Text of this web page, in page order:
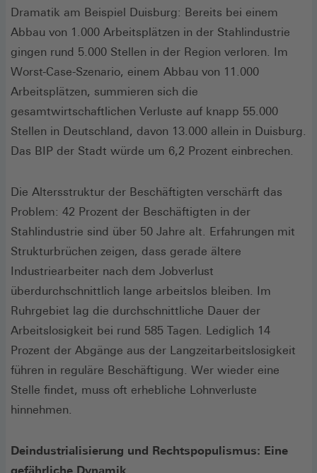
Dramatik am Beispiel Duisburg: Bereits bei einem
Abbau von 1.000 Arbeitsplätzen in der Stahlindustrie
gingen rund 5.000 Stellen in der Region verloren. Im
Worst-Case-Szenario, einem Abbau von 11.000
Arbeitsplätzen, summieren sich die
gesamtwirtschaftlichen Verluste auf knapp 55.000
Stellen in Deutschland, davon 13.000 allein in Duisburg.
Das BIP der Stadt würde um 6,2 Prozent einbrechen.
Die Altersstruktur der Beschäftigten verschärft das
Problem: 42 Prozent der Beschäftigten in der
Stahlindustrie sind über 50 Jahre alt. Erfahrungen mit
Strukturbrüchen zeigen, dass gerade ältere
Industriearbeiter nach dem Jobverlust
überdurchschnittlich lange arbeitslos bleiben. Im
Ruhrgebiet lag die durchschnittliche Dauer der
Arbeitslosigkeit bei rund 585 Tagen. Lediglich 14
Prozent der Abgänge aus der Langzeitarbeitslosigkeit
führen in reguläre Beschäftigung. Wer wieder eine
Stelle findet, muss oft erhebliche Lohnverluste
hinnehmen.
Deindustrialisierung und Rechtspopulismus: Eine
gefährliche Dynamik